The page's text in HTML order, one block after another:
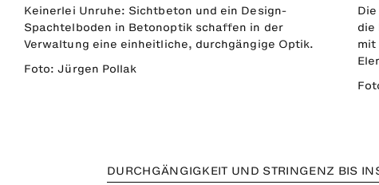
Keinerlei Unruhe: Sichtbeton und ein Design-
Spachtelboden in Betonoptik schaffen in der
Verwaltung eine einheitliche, durchgängige Optik.
Foto: Jürgen Pollak
die
mit
DURCHGÄNGIGKEIT UND STRINGENZ BIS